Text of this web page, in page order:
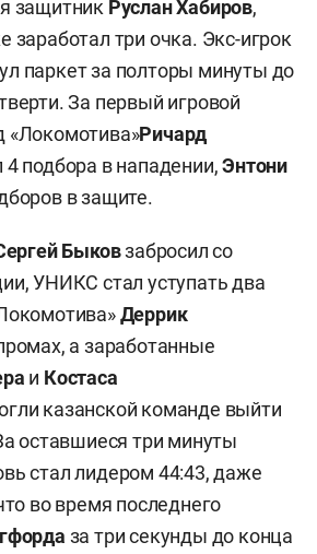
защитник Руслан Хабиров,
заработал три очка. Экс-игрок
паркет за полторы минуты до
За первый игровой
«Локомотива»Ричард
4 подбора в нападении,Энтони
в защите.
Быковзабросил со
УНИКС стал уступать два
Деррик
а заработанные
и Костаса
казанской команде выйти
оставшиеся три минуты
стал лидером 44:43, даже
во время последнего
за три секунды до конца